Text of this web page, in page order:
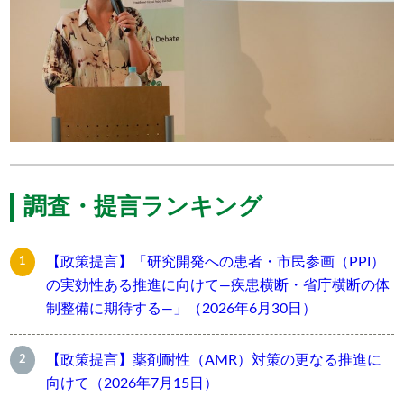
調査・提言ランキング
【政策提言】「研究開発への患者・市民参画（PPI）
の実効性ある推進に向けて―疾患横断・省庁横断の体
制整備に期待する―」（2026年6月30日）
【政策提言】薬剤耐性（AMR）対策の更なる推進に
向けて（2026年7月15日）